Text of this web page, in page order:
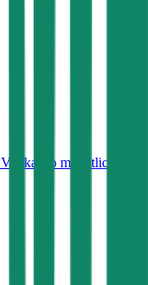
Vollkasko monatlich